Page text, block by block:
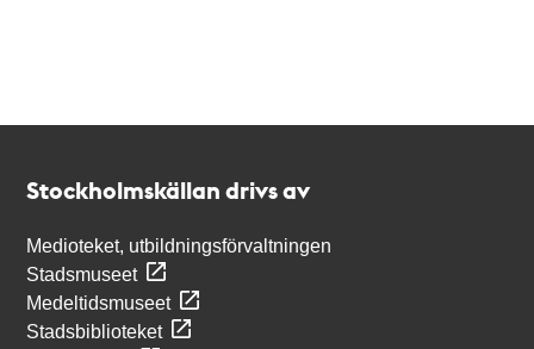
Stockholmskällan drivs av
Medioteket, utbildningsförvaltningen
Stadsmuseet
Medeltidsmuseet
Stadsbiblioteket